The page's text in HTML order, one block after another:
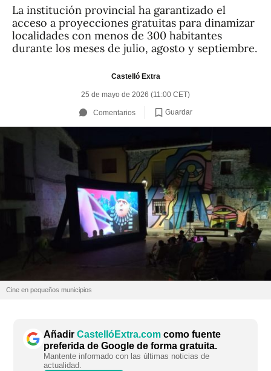
La institución provincial ha garantizado el
acceso a proyecciones gratuitas para dinamizar
localidades con menos de 300 habitantes
durante los meses de julio, agosto y septiembre.
Castelló Extra
25 de mayo de 2026 (11:00 CET)
Comentarios Guardar
Cine en pequeños municipios
Añadir CastellóExtra.com como fuente
preferida de Google de forma gratuita.
Mantente informado con las últimas noticias de
actualidad.